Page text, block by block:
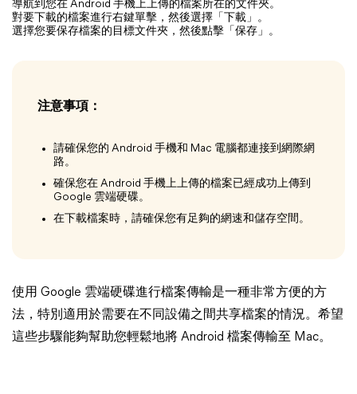
導航到您在 Android 手機上上傳的檔案所在的文件夾。
對要下載的檔案進行右鍵單擊，然後選擇「下載」。
選擇您要保存檔案的目標文件夾，然後點擊「保存」。
注意事項：
請確保您的 Android 手機和 Mac 電腦都連接到網際網
路。
確保您在 Android 手機上上傳的檔案已經成功上傳到
Google 雲端硬碟。
在下載檔案時，請確保您有足夠的網速和儲存空間。
使用 Google 雲端硬碟進行檔案傳輸是一種非常方便的方
法，特別適用於需要在不同設備之間共享檔案的情況。希望
這些步驟能夠幫助您輕鬆地將 Android 檔案傳輸至 Mac。